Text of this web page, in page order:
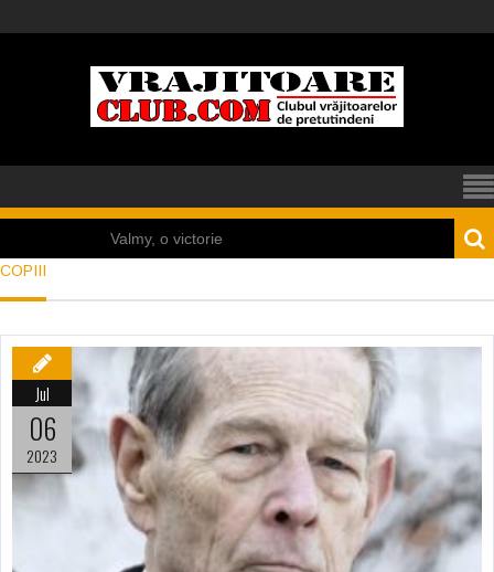
Valmy, o victorie
nuclear acum 5.000
de ani la Mohenjo
Daro?
Câteva sincronizări
fericite ale Istoriei
Cimitirul bântuit din
COPIII
Jul
06
2023